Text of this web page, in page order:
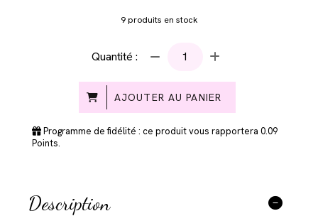
9produits en stock
Quantité :
AJOUTER AU PANIER
Programme de fidélité : ce produit vous rapportera 0.09
Points.
Description